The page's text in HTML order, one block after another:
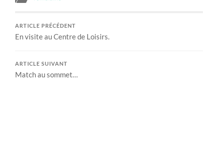
ARTICLE PRÉCÉDENT
En visite au Centre de Loisirs.
ARTICLE SUIVANT
Match au sommet…